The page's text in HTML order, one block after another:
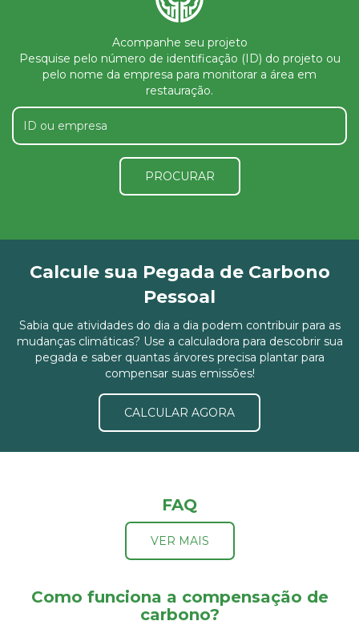
Acompanhe seu projeto
Pesquise pelo número de identificação (ID) do projeto ou
pelo nome da empresa para monitorar a área em
restauração.
PROCURAR
Calcule sua Pegada de Carbono
Pessoal
Sabia que atividades do dia a dia podem contribuir para as
mudanças climáticas? Use a calculadora para descobrir sua
pegada e saber quantas árvores precisa plantar para
compensar suas emissões!
CALCULAR AGORA
FAQ
VER MAIS
Como funciona a compensação de
carbono?